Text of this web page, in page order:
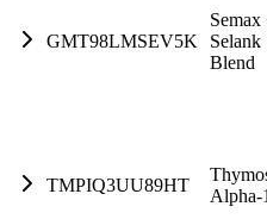
GMT98LMSEV5K
Semax
Selank
Blend
TMPIQ3UU89HT
Alpha-